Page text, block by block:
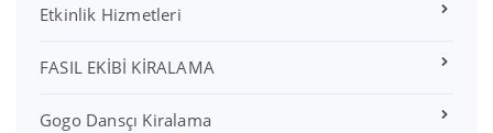
Etkinlik Hizmetleri
FASIL EKİBİ KİRALAMA
Gogo Dansçı Kiralama